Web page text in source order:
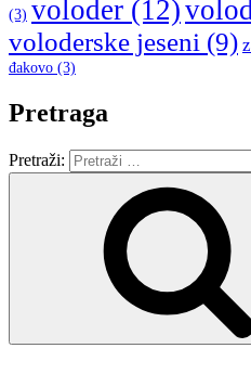
(3) voloder (12)
voloderske jeseni (9)
đakovo (3)
Pretraga
Pretraži: